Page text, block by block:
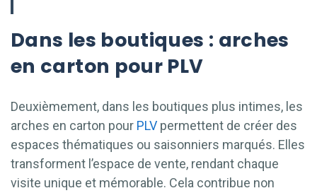
Dans les boutiques : arches
en carton pour PLV
Deuxièmement, dans les boutiques plus intimes, les
arches en carton pour PLV permettent de créer des
espaces thématiques ou saisonniers marqués. Elles
transforment l’espace de vente, rendant chaque
visite unique et mémorable. Cela contribue non